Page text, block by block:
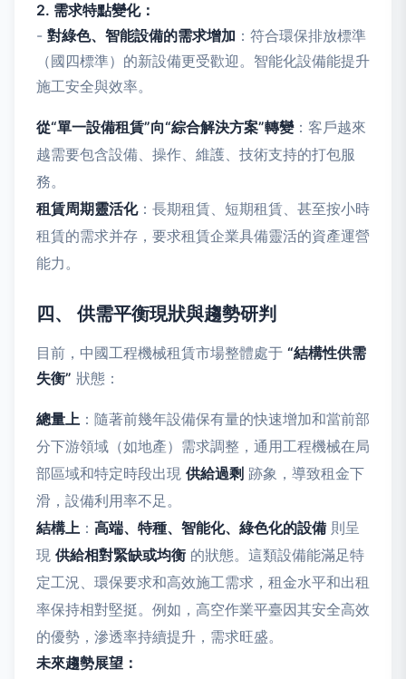
2. 需求特點變化：
- 對綠色、智能設備的需求增加 ：符合環保排放標準
（國四標準）的新設備更受歡迎。智能化設備能提升
施工安全與效率。
從“單一設備租賃”向“綜合解決方案”轉變：客戶越來
越需要包含設備、操作、維護、技術支持的打包服
務。
租賃周期靈活化：長期租賃、短期租賃、甚至按小時
租賃的需求并存，要求租賃企業具備靈活的資產運營
能力。
四、 供需平衡現狀與趨勢研判
目前，中國工程機械租賃市場整體處于 “結構性供需
失衡” 狀態：
總量上 ：隨著前幾年設備保有量的快速增加和當前部
分下游領域（如地產）需求調整，通用工程機械在局
部區域和特定時段出現 供給過剩 跡象，導致租金下
滑，設備利用率不足。
結構上 ： 高端、特種、智能化、綠色化的設備 則呈
現 供給相對緊缺或均衡 的狀態。這類設備能滿足特
定工況、環保要求和高效施工需求，租金水平和出租
率保持相對堅挺。例如，高空作業平臺因其安全高效
的優勢，滲透率持續提升，需求旺盛。
未來趨勢展望：